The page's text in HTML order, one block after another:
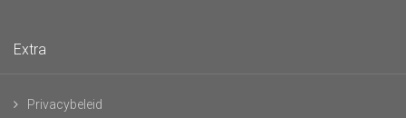
Extra
Privacybeleid